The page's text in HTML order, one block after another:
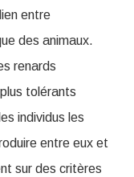
entre
des animaux.
renards
tolérants
individus les
entre eux et
sur des critères